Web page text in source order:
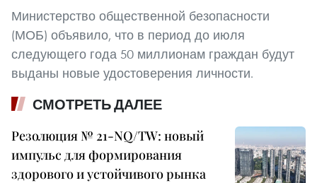
Министерство общественной безопасности
(МОБ) объявило, что в период до июля
следующего года 50 миллионам граждан будут
выданы новые удостоверения личности.
СМОТРЕТЬ ДАЛЕЕ
Резолюция № 21-NQ/TW: новый
импульс для формирования
здорового и устойчивого рынка